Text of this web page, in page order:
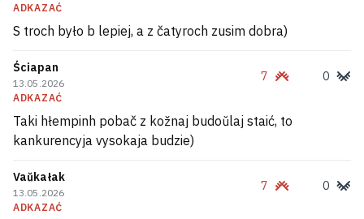
ADKAZAĆ
S troch było b lepiej, a z čatyroch zusim dobra)
Ściapan
13.05.2026
ADKAZAĆ
7 0
Taki hłempinh pobač z kožnaj budoŭlaj staić, to
kankurencyja vysokaja budzie)
Vaŭkałak
13.05.2026
ADKAZAĆ
7 0